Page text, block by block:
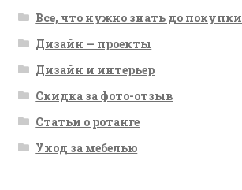
Все, что нужно знать до покупки
Дизайн — проекты
Дизайн и интерьер
Скидка за фото-отзыв
Статьи о ротанге
Уход за мебелью